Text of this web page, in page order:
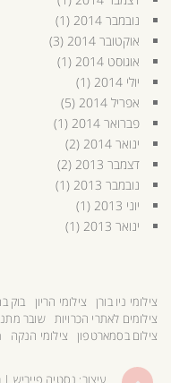
נובמבר 2014
(1)
אוקטובר 2014
(3)
אוגוסט 2014
(1)
יולי 2014
(1)
אפריל 2014
(5)
פברואר 2014
(1)
ינואר 2014
(2)
דצמבר 2013
(2)
נובמבר 2013
(1)
יוני 2013
(1)
ינואר 2013
(1)
צילומי ניו בורן צילומי הריון בוק
צילומים לאתרי הכרויות שובר
צילום בסמארטפון
צילומי הנקה
עיצוב: נסטיה פייביש |